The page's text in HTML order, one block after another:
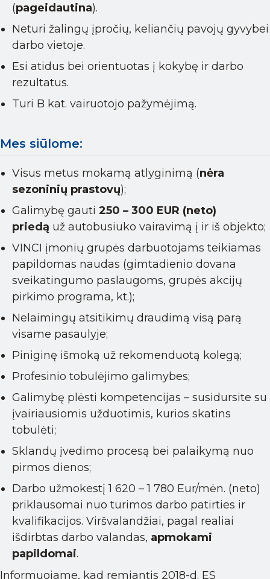
(pageidautina).
Neturi žalingų įpročių, keliančių pavojų gyvybei
darbo vietoje.
Esi atidus bei orientuotas į kokybę ir darbo
rezultatus.
Turi B kat. vairuotojo pažymėjimą.
Mes siūlome:
Visus metus mokamą atlyginimą (nėra
sezoninių prastovų);
Galimybę gauti 250 – 300 EUR (neto)
priedą už autobusiuko vairavimą į ir iš objekto;
VINCI įmonių grupės darbuotojams teikiamas
papildomas naudas (gimtadienio dovana
sveikatingumo paslaugoms, grupės akcijų
pirkimo programa, kt.);
Nelaimingų atsitikimų draudimą visą parą
visame pasaulyje;
Piniginę išmoką už rekomenduotą kolegą;
Profesinio tobulėjimo galimybes;
Galimybę plėsti kompetencijas – susidursite su
įvairiausiomis užduotimis, kurios skatins
tobulėti;
Sklandų įvedimo procesą bei palaikymą nuo
pirmos dienos;
Darbo užmokestį 1 620 – 1 780 Eur/mėn. (neto)
priklausomai nuo turimos darbo patirties ir
kvalifikacijos. Viršvalandžiai, pagal realiai
išdirbtas darbo valandas, apmokami
papildomai.
Informuojame, kad remiantis 2018-d. ES